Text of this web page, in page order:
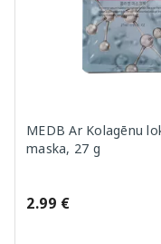
MEDB Ar Kolagēnu
maska, 27 g
2.99 €